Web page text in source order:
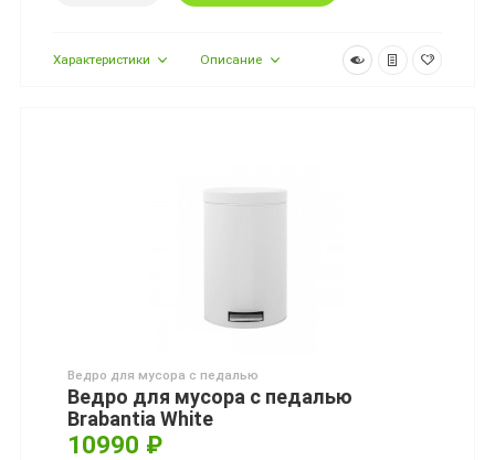
Характеристики Описание
Ведро для мусора с педалью
Ведро для мусора с педалью
Brabantia White
10990 ₽